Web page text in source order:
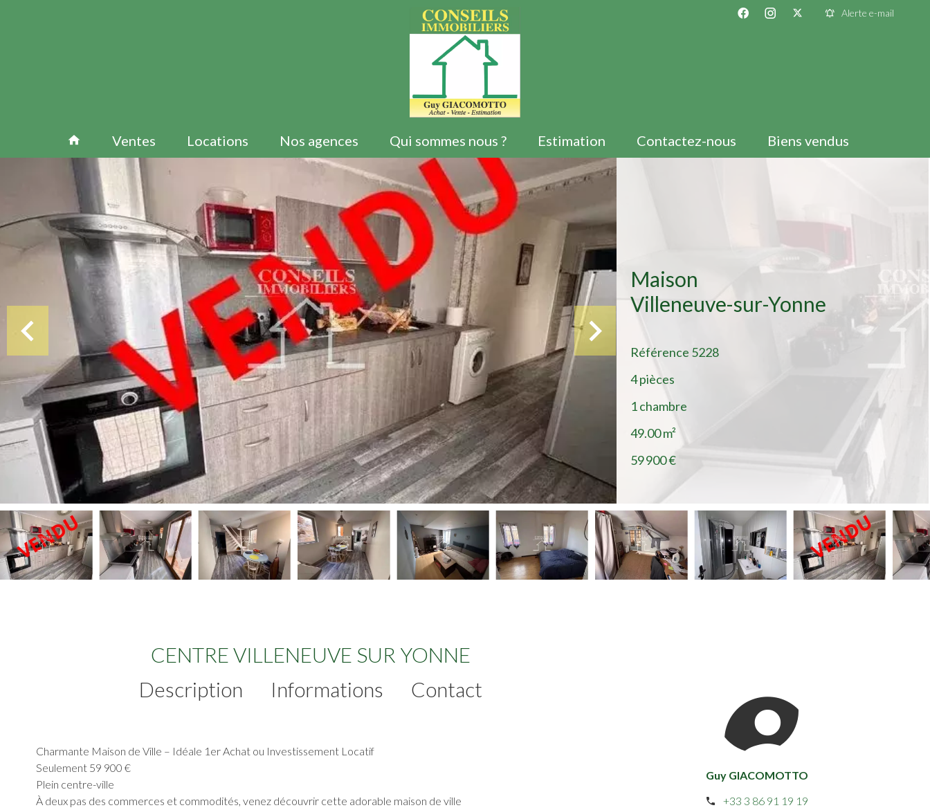
Alerte e-mail
Ventes Locations Nos agences Qui sommes nous ? Estimation Contactez-nous Biens vendus
Maison
Villeneuve-sur-Yonne
Référence 5228
4 pièces
1 chambre
49.00m²
59 900 €
CENTRE VILLENEUVE SUR YONNE
Description
Informations Contact
Charmante Maison de Ville – Idéale 1er Achat ou Investissement Locatif
Seulement 59 900 €
Plein centre-ville
À deux pas des commerces et commodités, venez découvrir cette adorable maison de ville
Guy GIACOMOTTO
+33 3 86 91 19 19